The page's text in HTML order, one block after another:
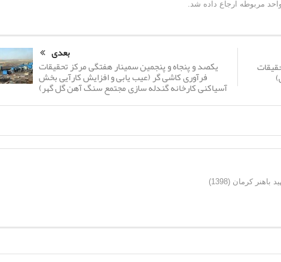
مربوطه ارجاع داده شد.
بعدی
یکصد و پنجاه و پنجمین سمینار هفتگی مرکز تحقیقات
فرآوری کاشی گر (عیب یابی و افزایش کارآیی بخش
آسیاکنی کارخانه گندله سازی مجتمع سنگ آهن گل گهر)
کرمان (1398)